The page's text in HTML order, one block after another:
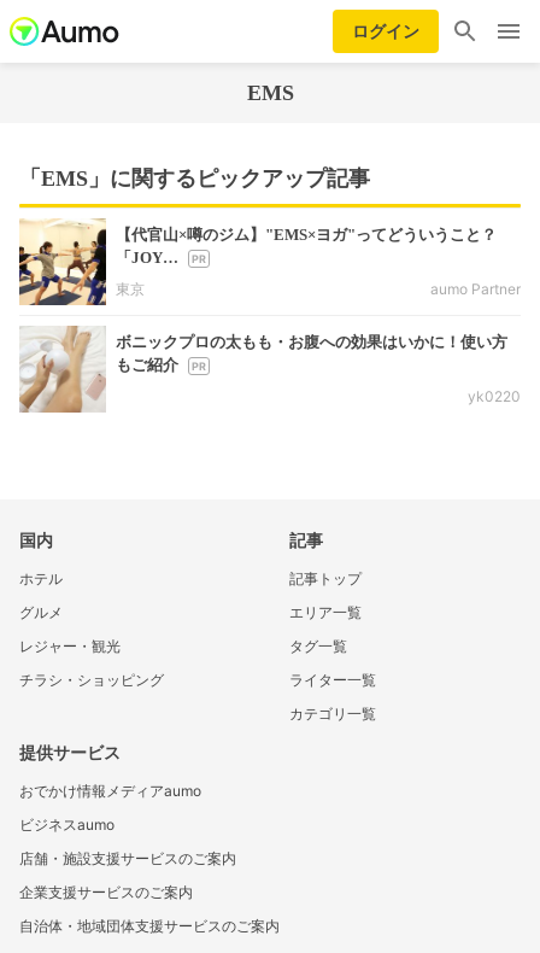
ログイン
EMS
「EMS」に関するピックアップ記事
【代官山×噂のジム】"EMS×ヨガ"ってどういうこと？
「JOY…
東京
aumo Partner
ボニックプロの太もも・お腹への効果はいかに！使い方
もご紹介
yk0220
国内
ホテル
グルメ
レジャー・観光
チラシ・ショッピング
記事
記事トップ
エリア一覧
タグ一覧
ライター一覧
カテゴリ一覧
提供サービス
おでかけ情報メディアaumo
ビジネスaumo
店舗・施設支援サービスのご案内
企業支援サービスのご案内
自治体・地域団体支援サービスのご案内